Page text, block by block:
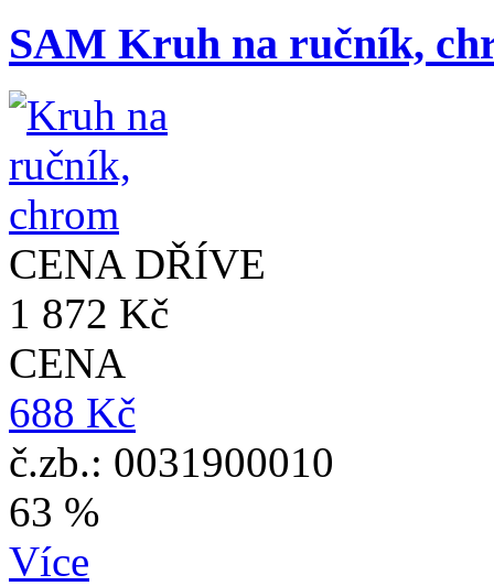
SAM Kruh na ručník,
CENA DŘÍVE
1 872 Kč
CENA
688 Kč
č.zb.: 0031900010
63 %
Více